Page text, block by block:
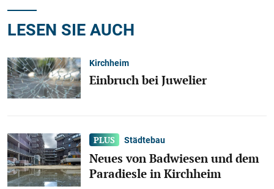
LESEN SIE AUCH
Kirchheim
Einbruch bei Juwelier
Städtebau
Neues von Badwiesen und dem
Paradiesle in Kirchheim